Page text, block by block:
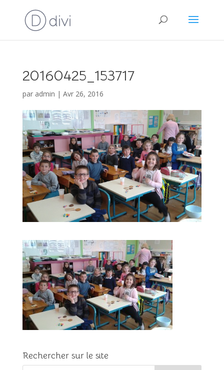
20160425_153717
par admin | Avr 26, 2016
Rechercher sur le site